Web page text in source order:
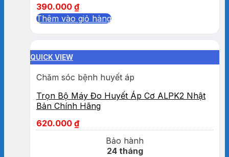
390.000 ₫
Thêm vào giỏ hàng
QUICK VIEW
Chăm sóc bệnh huyết áp
Trọn Bộ Máy Đo Huyết Áp Cơ ALPK2 Nhật
Bản Chính Hãng
620.000 ₫
Bảo hành
24 tháng